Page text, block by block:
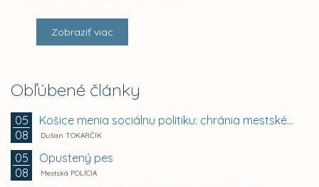
Zobraziť viac
Obľúbené články
05
08
Košice menia sociálnu politiku: chránia mestské byty...
Dušan TOKARČÍK
05
08
Opustený pes
Mestská POLÍCIA